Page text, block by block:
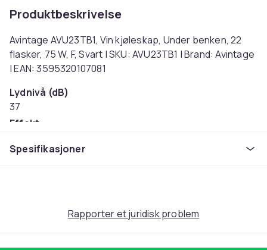
Produktbeskrivelse
Avintage AVU23TB1, Vin kjøleskap, Under benken, 22
flasker, 75 W, F, Svart | SKU: AVU23TB1 | Brand: Avintage
| EAN: 3595320107081
Lydnivå (dB)
37
Effekt
Artikkel nr.
Spesifikasjoner
Rapporter et juridisk problem